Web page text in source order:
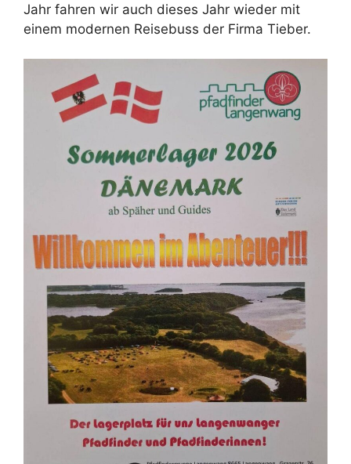
Jahr fahren wir auch dieses Jahr wieder mit
einem modernen Reisebuss der Firma Tieber.